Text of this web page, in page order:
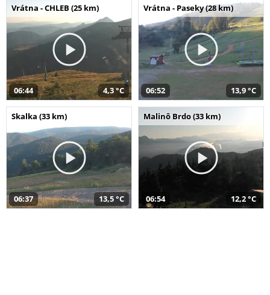
Vrátna - CHLEB (25 km)
06:44 4,3 °C
Vrátna - Paseky (28 km)
06:52 13,9 °C
Skalka (33 km)
06:37 13,5 °C
Malinô Brdo (33 km)
06:54 12,2 °C